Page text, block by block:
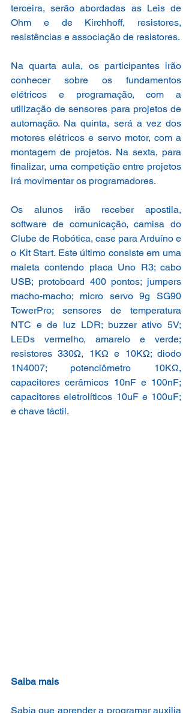
terceira, serão abordadas as Leis de
Ohm e de Kirchhoff, resistores,
resistências e associação de resistores.
Na quarta aula, os participantes irão
conhecer sobre os fundamentos
elétricos e programação, com a
utilização de sensores para projetos de
automação. Na quinta, será a vez dos
motores elétricos e servo motor, com a
montagem de projetos. Na sexta, para
finalizar, uma competição entre projetos
irá movimentar os programadores.
Os alunos irão receber apostila,
software de comunicação, camisa do
Clube de Robótica, case para Arduíno e
o Kit Start. Este último consiste em uma
maleta contendo placa Uno R3; cabo
USB; protoboard 400 pontos; jumpers
macho-macho; micro servo 9g SG90
TowerPro; sensores de temperatura
NTC e de luz LDR; buzzer ativo 5V;
LEDs vermelho, amarelo e verde;
resistores 330Ω, 1KΩ e 10KΩ; diodo
1N4007; potenciômetro 10KΩ,
capacitores cerâmicos 10nF e 100nF;
capacitores eletrolíticos 10uF e 100uF;
e chave táctil.
Saiba mais
Sabia que aprender a programar auxilia